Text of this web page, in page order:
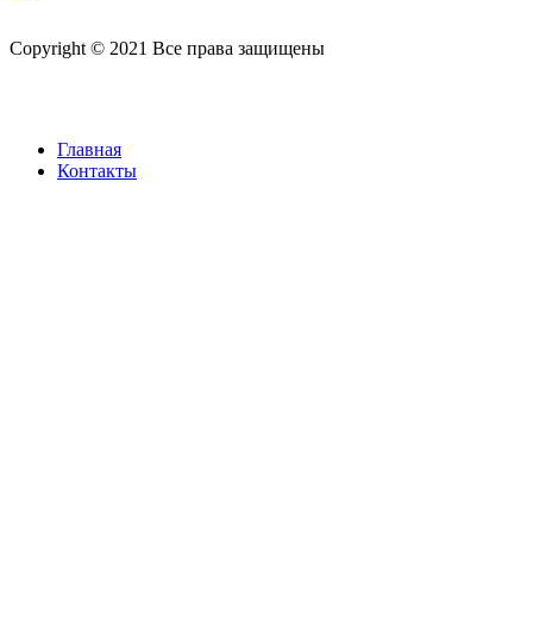
Copyright © 2021 Все права защищены
Главная
Контакты